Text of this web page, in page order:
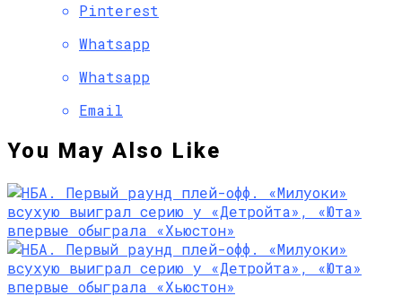
Pinterest
Whatsapp
Whatsapp
Email
You May Also Like